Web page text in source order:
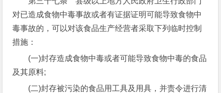
对已造成食物中毒事故或者有证据证明可能导致食物中
毒事故的，可以对该食品生产经营者采取下列临时控制
措施：
(一)封存造成食物中毒或者可能导致食物中毒的食品
及其原料;
(二)封存被污染的食品用工具及用具，并责令进行清